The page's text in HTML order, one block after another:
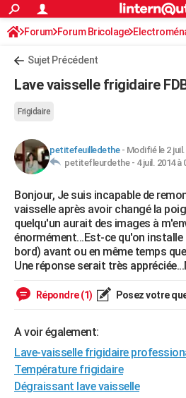
ACTUALITÉS
Politique
Société
Faits Divers
Education
Monde
Villes
+
Essais
Réserver un essai
Citadines
Berlines
SUV
Forum auto
+HIGH-TECH
BRICOLAGE
Forum
Aménagement intérieur
Extérieur
Cuisine
Salle de bains
Jardinage
Rangement
WEEK-END
Guides de France
Escapades
Patrimoine
Expositions
Musées
Week-end nature
+LIFESTYLE
Art de vivre
Bien-être
Loisirs
Mode
Modes de vie
Alimentation
Guide de la santé
Maladies
Médicaments
Sommeil
VOYAGE
Destinations
City break
Voyage nature
Voyage de noces
Forum
Climat
+PHOTO
BONS PLANS
S'inscrire
Connexion
Forum Forum Bricolage
Sujet Précédent
Lave vaisselle frigidaire
Frigidaire
petitefeuilledethe- Modifié le 2
petitefleurdethe - 4 juil. 2014 à
Bonjour, Je suis incapable de
vaisselle après avoir changé la
quelqu'un aurait des images à
énormément...Est-ce qu'on installe
bord) avant ou en même temps
Une réponse serait très
Répondre (1) Posez votre
A voir également:
Lave-vaisselle frigidaire
Température frigidaire
Dégraissant lave vaisselle